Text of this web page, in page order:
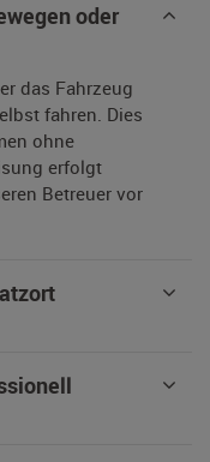
oder
das Fahrzeug
fahren. Dies
ohne
erfolgt
Betreuer vor